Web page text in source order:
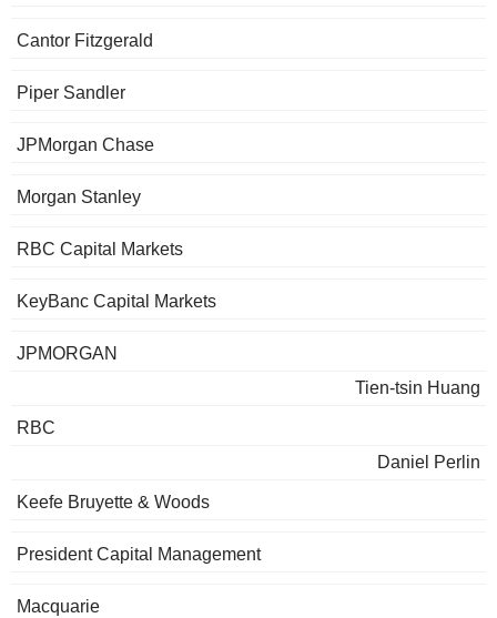
Cantor Fitzgerald
Piper Sandler
JPMorgan Chase
Morgan Stanley
RBC Capital Markets
KeyBanc Capital Markets
JPMORGAN
Tien-tsin Huang
RBC
Daniel Perlin
Keefe Bruyette & Woods
President Capital Management
Macquarie